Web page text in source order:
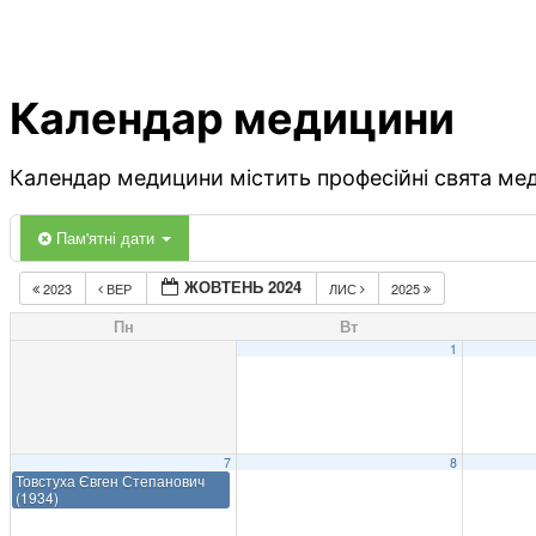
Календар медицини
Календар медицини містить професійні свята
Пам'ятні дати
2023 ВЕР ЖОВТЕНЬ 2024 ЛИС 2025
Пн Вт
1
7
Товстуха Євген Степанович
(1934)
8